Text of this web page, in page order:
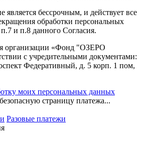
является бессрочным, и действует все
обработки персональных
и п.8 данного Согласия.
организации «Фонд "ОЗЕРО
с учредительными документами:
Федеративный, д. 5 корп. 1 пом,
моих персональных данных
страницу платежа...
Разовые платежи